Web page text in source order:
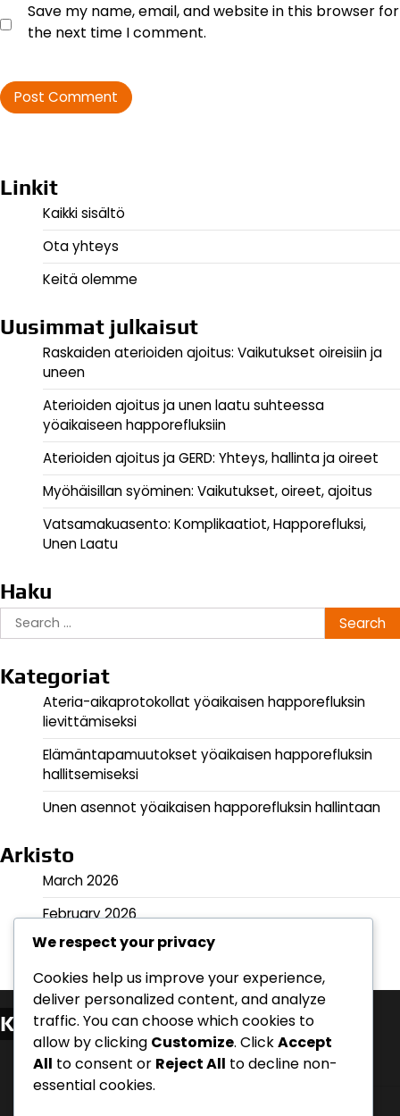
Save my name, email, and website in this browser for
the next time I comment.
Linkit
Kaikki sisältö
Ota yhteys
Keitä olemme
Uusimmat julkaisut
Raskaiden aterioiden ajoitus: Vaikutukset oireisiin ja
uneen
Aterioiden ajoitus ja unen laatu suhteessa
yöaikaiseen happorefluksiin
Aterioiden ajoitus ja GERD: Yhteys, hallinta ja oireet
Myöhäisillan syöminen: Vaikutukset, oireet, ajoitus
Vatsamakuasento: Komplikaatiot, Happorefluksi,
Unen Laatu
Haku
Search
for:
Kategoriat
Ateria-aikaprotokollat yöaikaisen happorefluksin
lievittämiseksi
Elämäntapamuutokset yöaikaisen happorefluksin
hallitsemiseksi
Unen asennot yöaikaisen happorefluksin hallintaan
Arkisto
March 2026
February 2026
Kategoriat
Ateria-aikaprotokollat yöaikaisen happorefluksin
lievittämiseksi
We respect your privacy
Cookies help us improve your experience,
deliver personalized content, and analyze
traffic. You can choose which cookies to
allow by clicking Customize. ClickAccept
All to consent or Reject All to decline non-
essential cookies.